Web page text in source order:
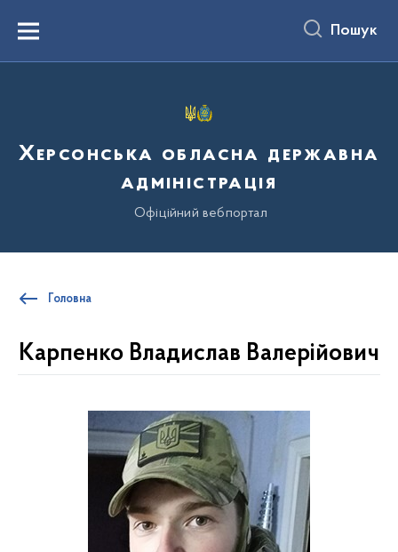
вмістуMenu Пошук
Херсонська обласна державна
адміністрація
Офіційний вебпортал
Головна
Карпенко Владислав Валерійович